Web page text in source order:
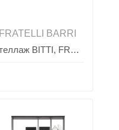
FRATELLI BARRI
Стеллаж BITTI, FRATELLI BARRI